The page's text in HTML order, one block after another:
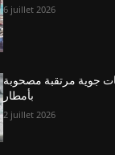
6 juillet 2026
جوية مرتقبة مصحوبة
بأمطار
2 juillet 2026